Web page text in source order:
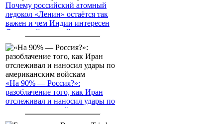
Почему российский атомный
ледокол «Ленин» остаётся так
важен и чем Индии интересен
Северный морской путь
«На 90% — Россия?»:
разоблачение того, как Иран
отслеживал и наносил удары по
американским войскам